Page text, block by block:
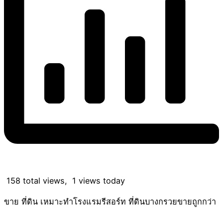
158 total views, 1 views today
ขาย ที่ดิน เหมาะทำโรงแรมรีสอร์ท ที่ดินบางกรวยขายถูกกว่า